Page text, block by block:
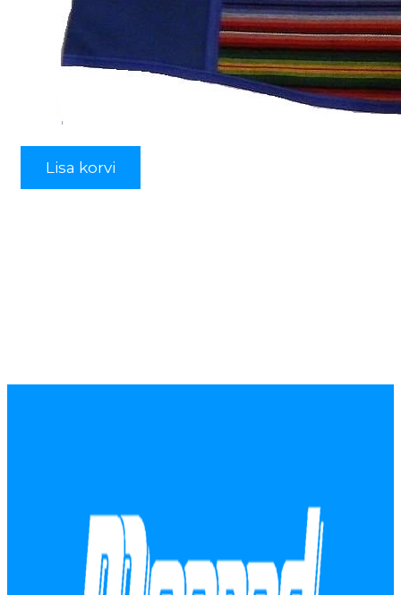
Lisa korvi